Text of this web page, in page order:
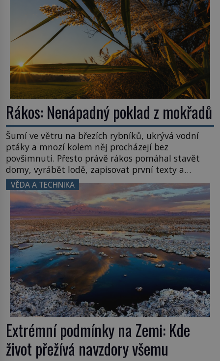
Rákos: Nenápadný poklad z mokřadů
Šumí ve větru na březích rybníků, ukrývá vodní
ptáky a mnozí kolem něj procházejí bez
povšimnutí. Přesto právě rákos pomáhal stavět
domy, vyrábět lodě, zapisovat první texty a
inspiroval řadu pověstí. Tato skromná, ale
užitečná rostlina provází člověka už tisíce let.
Většina lidí vnímá rákos jen jako obyčejnou kulisu
letního koupání. Stačí se však podívat […]
VĚDA A TECHNIKA
Extrémní podmínky na Zemi: Kde
život přežívá navzdory všemu